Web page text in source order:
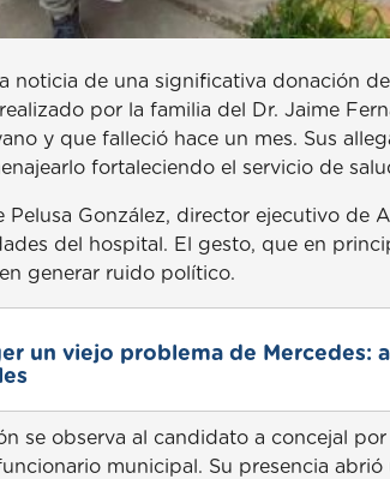
noticia de una significativa donación
por la familia del Dr. Jaime
y que falleció hace un mes. Sus
fortaleciendo el servicio de
González, director ejecutivo de
del hospital. El gesto, que en
generar ruido político.
un viejo problema de Mercedes:
se observa al candidato a concejal
municipal. Su presencia